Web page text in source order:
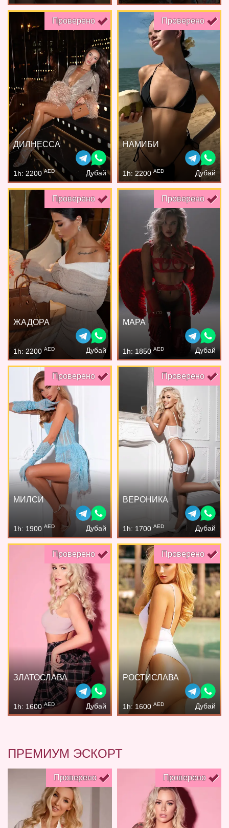
Проверено
ДИЛНЕССА
1h: 2200AED Дубай
Проверено
НАМИБИ
1h: 2200 AED Дубай
Проверено
ЖАДОРА
1h: 2200AED Дубай
Проверено
МАРА
1h: 1850 AED Дубай
Проверено
МИЛСИ
1h: 1900 AED Дубай
Проверено
ВЕРОНИКА
1h: 1700 AED Дубай
Проверено
ЗЛАТОСЛАВА
1h: 1600AED Дубай
Проверено
РОСТИСЛАВА
1h: 1600 AED Дубай
ПРЕМИУМ ЭСКОРТ
Проверено Проверено